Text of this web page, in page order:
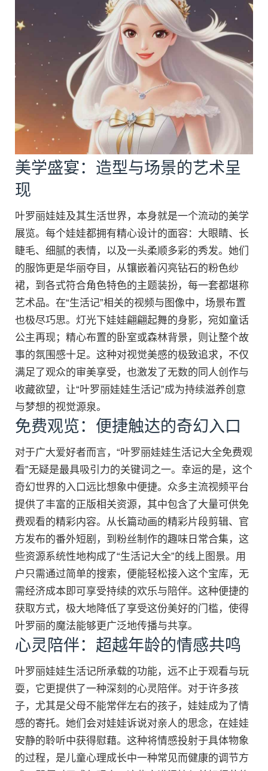
美学盛宴：造型与场景的艺术呈
现
叶罗丽娃娃及其生活世界，本身就是一个流动的美学
展览。每个娃娃都拥有精心设计的面容：大眼睛、长
睫毛、细腻的表情，以及一头柔顺多彩的秀发。她们
的服饰更是华丽夺目，从镶嵌着闪亮钻石的粉色纱
裙，到各式符合角色特色的主题装扮，每一套都堪称
艺术品。在“生活记”相关的视频与图像中，场景布置
也极尽巧思。灯光下娃娃翩翩起舞的身影，宛如童话
公主再现；精心布置的卧室或森林背景，则让整个故
事的氛围感十足。这种对视觉美感的极致追求，不仅
满足了观众的审美享受，也激发了无数的同人创作与
收藏欲望，让“叶罗丽娃娃生活记”成为持续滋养创意
与梦想的视觉源泉。
免费观览：便捷触达的奇幻入口
对于广大爱好者而言，“叶罗丽娃娃生活记大全免费观
看”无疑是最具吸引力的关键词之一。幸运的是，这个
奇幻世界的入口远比想象中便捷。众多主流视频平台
提供了丰富的正版相关资源，其中包含了大量可供免
费观看的精彩内容。从长篇动画的精彩片段剪辑、官
方发布的番外短剧，到粉丝制作的趣味日常合集，这
些资源系统性地构成了“生活记大全”的线上图景。用
户只需通过简单的搜索，便能轻松接入这个宝库，无
需经济成本即可享受持续的欢乐与陪伴。这种便捷的
获取方式，极大地降低了享受这份美好的门槛，使得
叶罗丽的魔法能够更广泛地传播与共享。
心灵陪伴：超越年龄的情感共鸣
叶罗丽娃娃生活记所承载的功能，远不止于观看与玩
耍，它更提供了一种深刻的心灵陪伴。对于许多孩
子，尤其是父母不能常伴左右的孩子，娃娃成为了情
感的寄托。她们会对娃娃诉说对亲人的思念，在娃娃
安静的聆听中获得慰藉。这种将情感投射于具体物象
的过程，是儿童心理成长中一种常见而健康的调节方